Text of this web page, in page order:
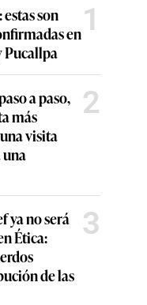
son
en
Pucallpa
1
a paso,
más
visita
2
ya no será
Ética:
de las
3